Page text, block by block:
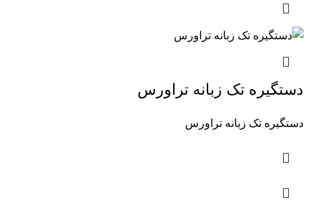
دستگیره تک زبانه تراورس
دستگیره تک زبانه تراورس